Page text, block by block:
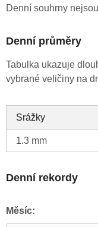
Denní souhrny
Denní průměry
Tabulka ukazuje
vybrané veličiny na
Srážky
1.3 mm
Denní rekordy
Měsíc: